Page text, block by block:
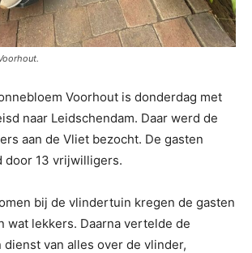
Voorhout is donderdag met
naar Leidschendam. Daar werd de
aan de Vliet bezocht. De gasten
door 13 vrijwilligers.
bij de vlindertuin kregen de gasten
wat lekkers. Daarna vertelde de
dienst van alles over de vlinder,